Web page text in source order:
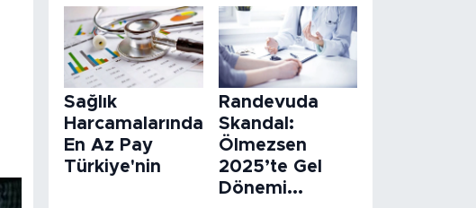
Sağlık
Harcamalarında
En Az Pay
Türkiye'nin
Randevuda
Skandal:
Ölmezsen
2025’te Gel
Dönemi...